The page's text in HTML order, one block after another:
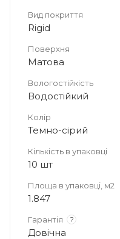
Вид покриття
Rigid
Поверхня
Матова
Вологостійкість
Водостійкий
Колір
Темно-сірий
Кількість в упаковці
10 шт
Площа в упаковці, м2
1.847
Гарантія ?
Довічна